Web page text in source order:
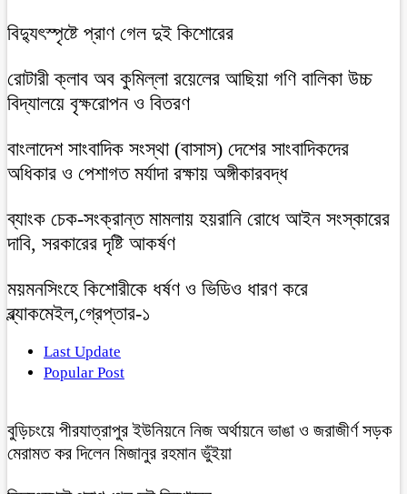
বিদ্যুৎস্পৃষ্টে প্রাণ গেল দুই কিশোরের
রোটারী ক্লাব অব কুমিল্লা রয়েলের আছিয়া গণি বালিকা উচ্চ
বিদ্যালয়ে বৃক্ষরোপন ও বিতরণ
বাংলাদেশ সাংবাদিক সংস্থা (বাসাস) দেশের সাংবাদিকদের
অধিকার ও পেশাগত মর্যাদা রক্ষায় অঙ্গীকারবদ্ধ
ব্যাংক চেক-সংক্রান্ত মামলায় হয়রানি রোধে আইন সংস্কারের
দাবি, সরকারের দৃষ্টি আকর্ষণ
ময়মনসিংহে কিশোরীকে ধর্ষণ ও ভিডিও ধারণ করে
ব্ল্যাকমেইল,গ্রেপ্তার-১
Last Update
Popular Post
বুড়িচংয়ে পীরযাত্রাপুর ইউনিয়নে নিজ অর্থায়নে ভাঙা ও জরাজীর্ণ সড়ক
মেরামত কর দিলেন মিজানুর রহমান ভুঁইয়া